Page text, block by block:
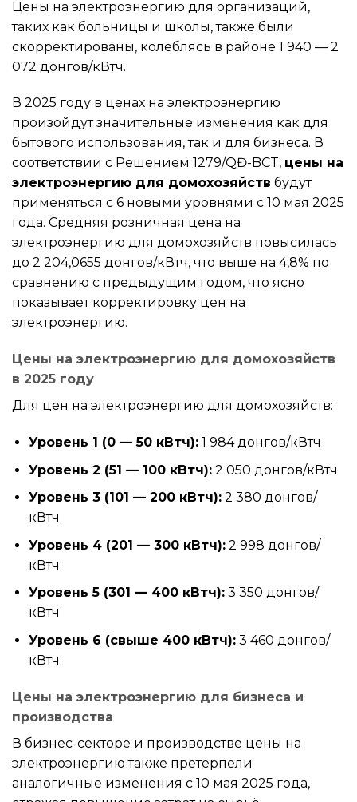
Цены на электроэнергию для организаций,
таких как больницы и школы, также были
скорректированы, колеблясь в районе 1 940 — 2
072 донгов/кВтч.
В 2025 году в ценах на электроэнергию
произойдут значительные изменения как для
бытового использования, так и для бизнеса. В
соответствии с Решением 1279/QĐ-BCT, цены на
электроэнергию для домохозяйств будут
применяться с 6 новыми уровнями с 10 мая 2025
года. Средняя розничная цена на
электроэнергию для домохозяйств повысилась
до 2 204,0655 донгов/кВтч, что выше на 4,8% по
сравнению с предыдущим годом, что ясно
показывает корректировку цен на
электроэнергию.
Цены на электроэнергию для домохозяйств
в 2025 году
Для цен на электроэнергию для домохозяйств:
Уровень 1 (0 — 50 кВтч):1 984 донгов/кВтч
Уровень 2 (51 — 100 кВтч):2 050 донгов/кВтч
Уровень 3 (101 — 200 кВтч):2 380 донгов/
кВтч
Уровень 4 (201 — 300 кВтч):2 998 донгов/
кВтч
Уровень 5 (301 — 400 кВтч):3 350 донгов/
кВтч
Уровень 6 (свыше 400 кВтч):3 460 донгов/
кВтч
Цены на электроэнергию для бизнеса и
производства
В бизнес-секторе и производстве цены на
электроэнергию также претерпели
аналогичные изменения с 10 мая 2025 года,